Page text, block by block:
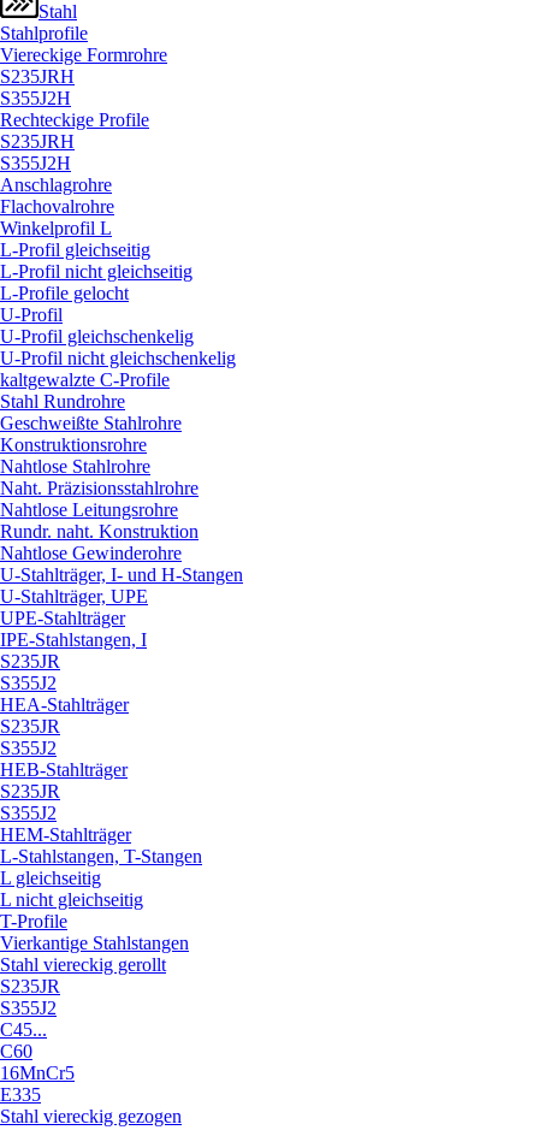
Stahl
Stahlprofile
Viereckige Formrohre
S235JRH
S355J2H
Rechteckige Profile
S235JRH
S355J2H
Anschlagrohre
Flachovalrohre
Winkelprofil L
L-Profil gleichseitig
L-Profil nicht gleichseitig
L-Profile gelocht
U-Profil
U-Profil gleichschenkelig
U-Profil nicht gleichschenkelig
kaltgewalzte C-Profile
Stahl Rundrohre
Geschweißte Stahlrohre
Konstruktionsrohre
Nahtlose Stahlrohre
Naht. Präzisionsstahlrohre
Nahtlose Leitungsrohre
Rundr. naht. Konstruktion
Nahtlose Gewinderohre
U-Stahlträger, I- und H-Stangen
U-Stahlträger, UPE
UPE-Stahlträger
IPE-Stahlstangen, I
S235JR
S355J2
HEA-Stahlträger
S235JR
S355J2
HEB-Stahlträger
S235JR
S355J2
HEM-Stahlträger
L-Stahlstangen, T-Stangen
L gleichseitig
L nicht gleichseitig
T-Profile
Vierkantige Stahlstangen
Stahl viereckig gerollt
S235JR
S355J2
C45...
C60
16MnCr5
E335
Stahl viereckig gezogen